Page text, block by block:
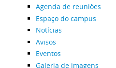
Agenda de reuniões
Espaço do campus
Notícias
Avisos
Eventos
Galeria de imagens